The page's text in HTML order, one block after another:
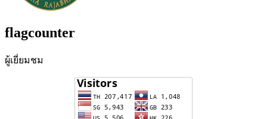
flagcounter
ผู้เยี่ยมชม